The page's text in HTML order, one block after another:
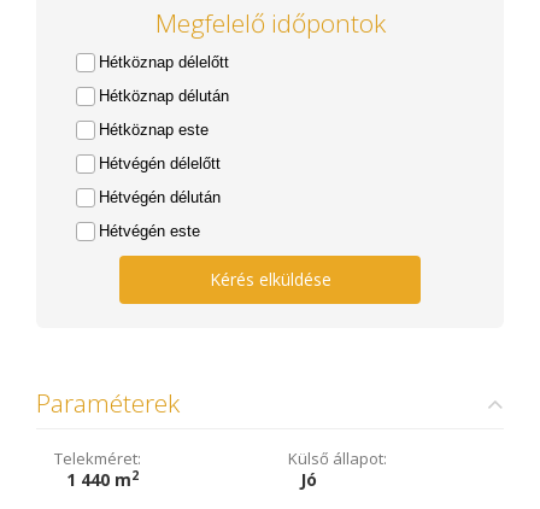
Megfelelő időpontok
Hétköznap délelőtt
Hétköznap délután
Hétköznap este
Hétvégén délelőtt
Hétvégén délután
Hétvégén este
Kérés elküldése
Paraméterek
Telekméret:
1 440 m2
Külső állapot:
Jó